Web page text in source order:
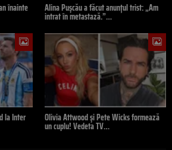
înainte Alina Pușcău a făcut anunțul trist: „Am
intrat în metastază.”…
la Inter Olivia Attwood și Pete Wicks formează
un cuplu! Vedeta TV…